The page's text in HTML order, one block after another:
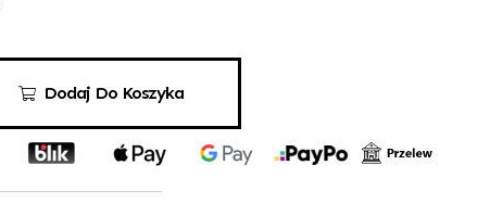
Dodaj Do Koszyka